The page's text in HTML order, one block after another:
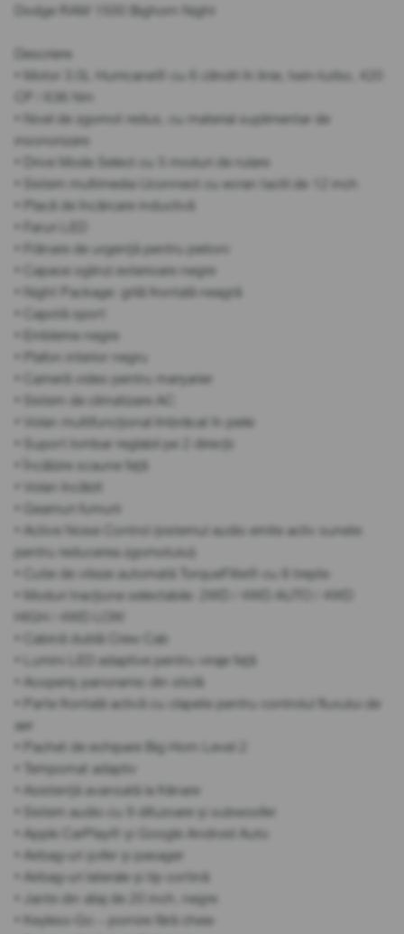
Dodge RAM 1500 Bighorn Night
Descriere
• Motor 3.0L Hurricane® cu 6 cilindri în linie, twin-turbo, 420
CP / 636 Nm
• Nivel de zgomot redus, cu material suplimentar de
insonorizare
• Drive Mode Select cu 5 moduri de rulare
• Sistem multimedia Uconnect cu ecran tactil de 12 inch
• Placă de încărcare inductivă
• Faruri LED
• Frânare de urgență pentru pietoni
• Capace oglinzi exterioare negre
• Night Package: grilă frontală neagră
• Capotă sport
• Embleme negre
• Plafon interior negru
• Cameră video pentru marșarier
• Sistem de climatizare AC
• Volan multifuncțional îmbrăcat în piele
• Suport lombar reglabil pe 2 direcții
• Încălzire scaune față
• Volan încălzit
• Geamuri fumurii
• Active Noise Control (sistemul audio emite activ sunete
pentru reducerea zgomotului)
• Cutie de viteze automată TorqueFlite® cu 8 trepte
• Moduri tracțiune selectabile: 2WD / 4WD AUTO / 4WD
HIGH / 4WD LOW
• Cabină dublă Crew Cab
• Lumini LED adaptive pentru viraje față
• Acoperiș panoramic din sticlă
• Parte frontală activă cu clapete pentru controlul fluxului de
aer
• Pachet de echipare Big Horn Level 2
• Tempomat adaptiv
• Asistență avansată la frânare
• Sistem audio cu 9 difuzoare și subwoofer
• Apple CarPlay® și Google Android Auto
• Airbag-uri șofer și pasager
• Airbag-uri laterale și tip cortină
• Jante din aliaj de 20 inch, negre
• Keyless-Go – pornire fără cheie